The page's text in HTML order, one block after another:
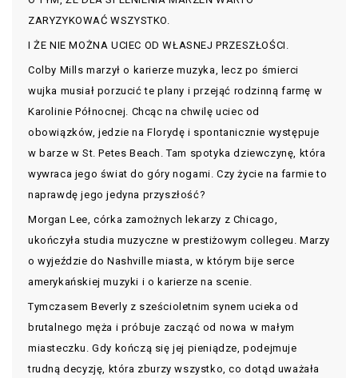
ZARYZYKOWAĆ WSZYSTKO.
I ŻE NIE MOŻNA UCIEC OD WŁASNEJ PRZESZŁOŚCI.
Colby Mills marzył o karierze muzyka, lecz po śmierci
wujka musiał porzucić te plany i przejąć rodzinną farmę w
Karolinie Północnej. Chcąc na chwilę uciec od
obowiązków, jedzie na Florydę i spontanicznie występuje
w barze w St. Petes Beach. Tam spotyka dziewczynę, która
wywraca jego świat do góry nogami. Czy życie na farmie to
naprawdę jego jedyna przyszłość?
Morgan Lee, córka zamożnych lekarzy z Chicago,
ukończyła studia muzyczne w prestiżowym collegeu. Marzy
o wyjeździe do Nashville miasta, w którym bije serce
amerykańskiej muzyki i o karierze na scenie.
Tymczasem Beverly z sześcioletnim synem ucieka od
brutalnego męża i próbuje zacząć od nowa w małym
miasteczku. Gdy kończą się jej pieniądze, podejmuje
trudną decyzję, która zburzy wszystko, co dotąd uważała